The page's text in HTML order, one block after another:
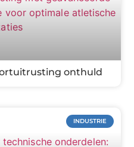
onthuld
INDUSTRIE